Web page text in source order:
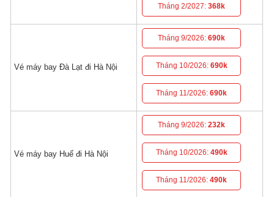
Tháng 2/2027:368k
Vé máy bay Đà Lạt đi Hà Nội
Tháng 9/2026:690k
Tháng 10/2026: 690k
Tháng 11/2026:690k
Vé máy bay Huế đi Hà Nội
Tháng 9/2026:232k
Tháng 10/2026: 490k
Tháng 11/2026:490k